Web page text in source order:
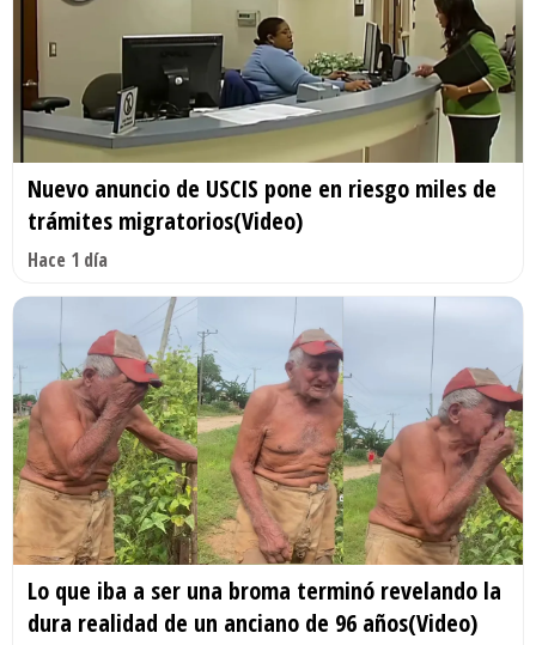
Nuevo anuncio de USCIS pone en riesgo miles de
trámites migratorios(Video)
Hace 1 día
Lo que iba a ser una broma terminó revelando la
dura realidad de un anciano de 96 años(Video)